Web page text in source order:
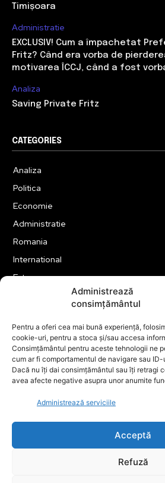
Administrează
consimțământul
Pentru a oferi cea mai bună experiență,
cookie-uri, pentru a stoca și/sau accesa
Consimțământul pentru aceste tehnologii ne
cum ar fi comportamentul de navigare sau
Dacă nu îți dai consimțământul sau îți retragi
avea afecte negative asupra unor anumite
Administrează serviciile
Acceptă
Refuză
Timișoara
Administratie
EXCLUSIV! Cum a împachetat
Fritz? Când era vorba de
motivarea ÎCCJ, când a fost
Analiza
Saving Private Fritz
CATEGORIES
Analiza
Politica
Economie
Administratie
Romania
International
Externe
Tehnologie
Financiar
ABUZURI
Social
Educatie
Cultura